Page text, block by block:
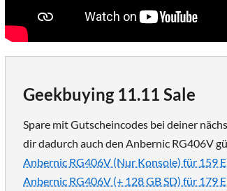
Geekbuying 11.11 Sale
Spare mit Gutscheincodes bei deiner
dir dadurch auch den Anbernic RG406V
Anbernic RG406V (Nur Konsole) für 159
Anbernic RG406V (+ 128 GB SD) für 179